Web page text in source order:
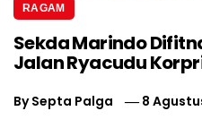
RAGAM
Sekda Marindo
Jalan Ryacudu
BySepta Palga 8